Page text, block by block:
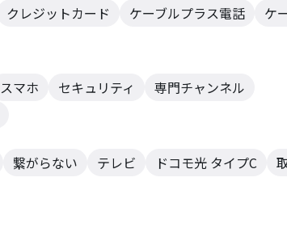
クレジットカード ケーブルプラス電話
ケ
スマホ セキュリティ
専門チャンネル
繋がらない テレビ ドコモ光 タイプC